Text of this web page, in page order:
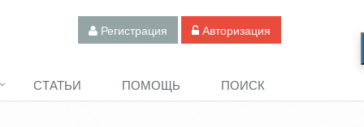
Регистрация Авторизация
СТАТЬИ ПОМОЩЬ ПОИСК